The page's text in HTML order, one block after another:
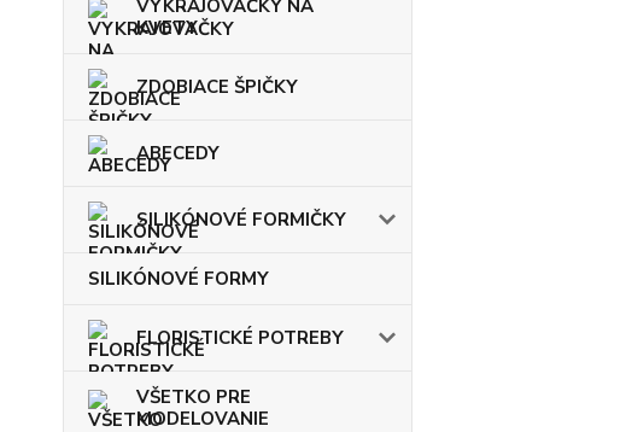
VYKRAJOVAČKY NA
KVETY
ZDOBIACE ŠPIČKY
ABECEDY
SILIKÓNOVÉ FORMIČKY
SILIKÓNOVÉ FORMY
FLORISTICKÉ POTREBY
VŠETKO PRE
MODELOVANIE